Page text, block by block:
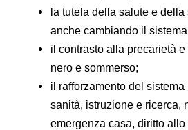
la tutela della salute e della
anche cambiando il
il contrasto alla precarietà e
nero e sommerso;
il rafforzamento del
sanità, istruzione e ricerca,
emergenza casa, diritto